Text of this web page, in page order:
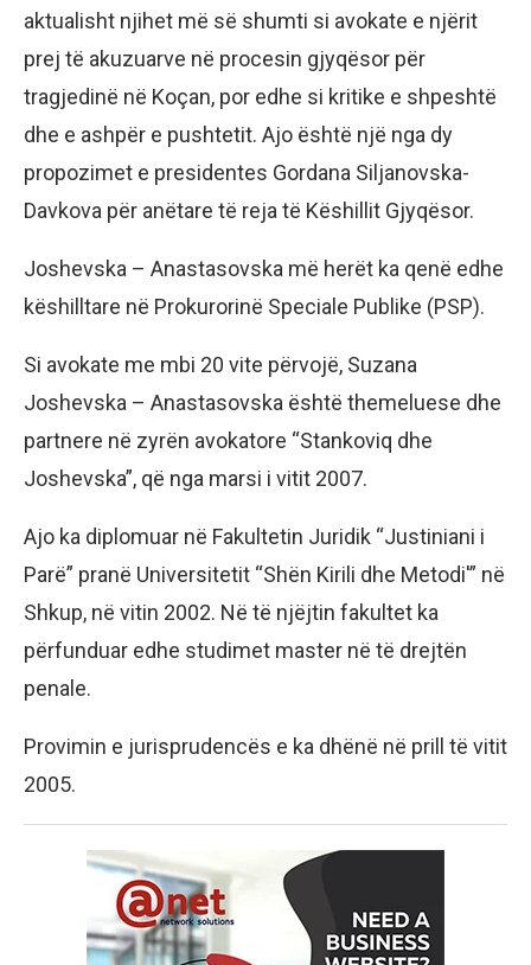
aktualisht njihet më së shumti si avokate e njërit
prej të akuzuarve në procesin gjyqësor për
tragjedinë në Koçan, por edhe si kritike e shpeshtë
dhe e ashpër e pushtetit. Ajo është një nga dy
propozimet e presidentes Gordana Siljanovska-
Davkova për anëtare të reja të Këshillit Gjyqësor.
Joshevska – Anastasovska më herët ka qenë edhe
këshilltare në Prokurorinë Speciale Publike (PSP).
Si avokate me mbi 20 vite përvojë, Suzana
Joshevska – Anastasovska është themeluese dhe
partnere në zyrën avokatore “Stankoviq dhe
Joshevska”, që nga marsi i vitit 2007.
Ajo ka diplomuar në Fakultetin Juridik “Justiniani i
Parë” pranë Universitetit “Shën Kirili dhe Metodi'” në
Shkup, në vitin 2002. Në të njëjtin fakultet ka
përfunduar edhe studimet master në të drejtën
penale.
Provimin e jurisprudencës e ka dhënë në prill të vitit
2005.